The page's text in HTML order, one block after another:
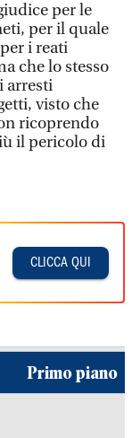
per le
per il quale
i reati
che lo stesso
arresti
visto che
ricoprendo
il pericolo di
CLICCA QUI
Primo piano